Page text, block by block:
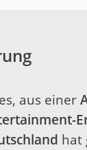
aus einer
hat